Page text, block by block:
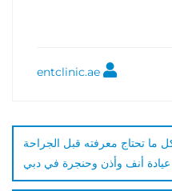
ما تحتاج معرفته قبل الجراحة
أنف وأذن وحنجرة في دبي